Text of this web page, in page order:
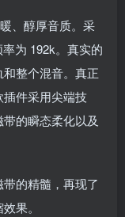
、醇厚音质。采
为 192k。真实的
整个混音。真正
件采用尖端技
的瞬态柔化以及
的精髓，再现了
果。